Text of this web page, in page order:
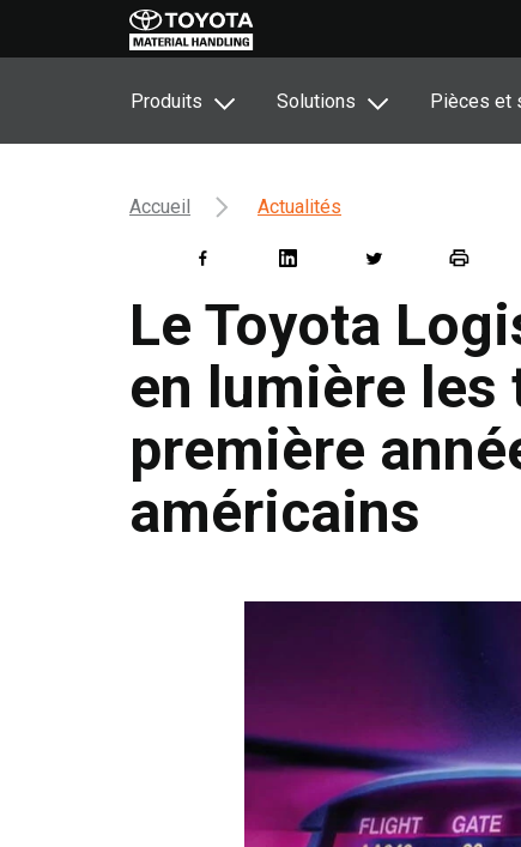
Produits Solutions Pièces et
Accueil Actualités
Le Toyota
en lumière
première
américains